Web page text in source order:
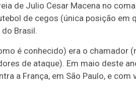
de Julio Cesar Macena no
de cegos (única posição em
Brasil.
é conhecido) era o chamador
de ataque). Em maio deste
a França, em São Paulo, e com